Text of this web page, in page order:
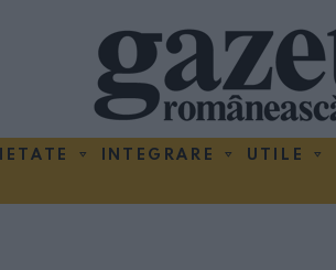
INTEGRARE UTILE